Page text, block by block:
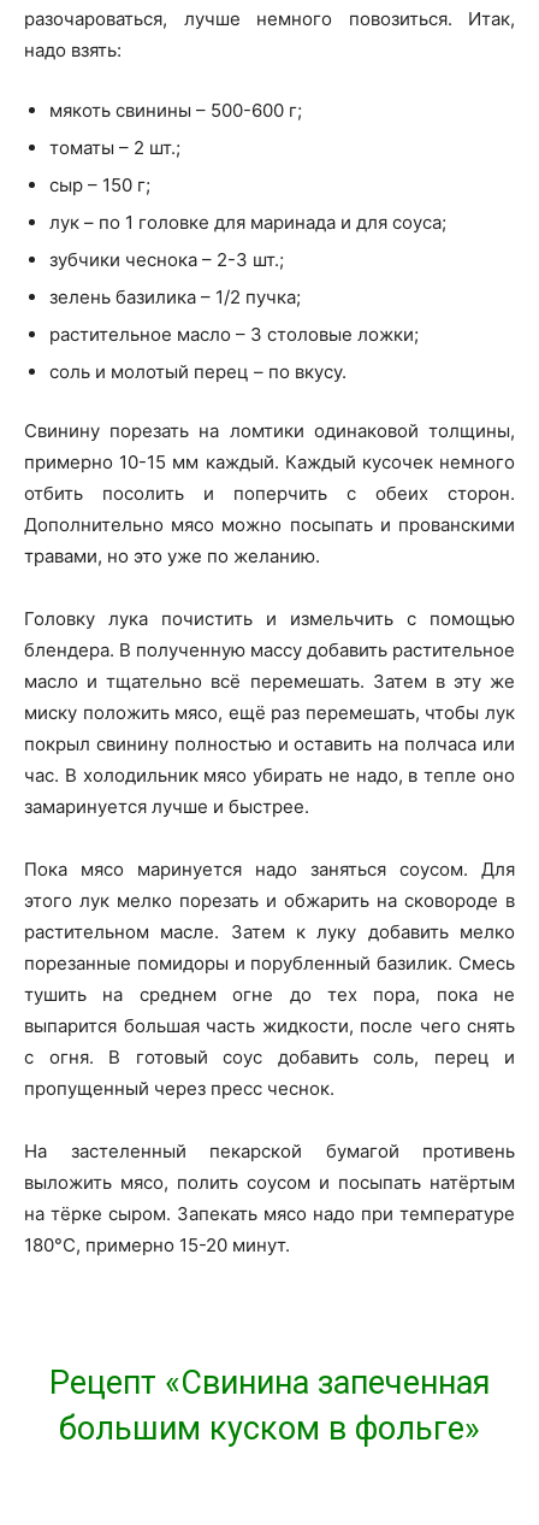
разочароваться, лучше немного повозиться. Итак,
надо взять:
мякоть свинины – 500-600 г;
томаты – 2 шт.;
сыр – 150 г;
лук – по 1 головке для маринада и для соуса;
зубчики чеснока – 2-3 шт.;
зелень базилика – 1/2 пучка;
растительное масло – 3 столовые ложки;
соль и молотый перец – по вкусу.
Свинину порезать на ломтики одинаковой толщины,
примерно 10-15 мм каждый. Каждый кусочек немного
отбить посолить и поперчить с обеих сторон.
Дополнительно мясо можно посыпать и прованскими
травами, но это уже по желанию.
Головку лука почистить и измельчить с помощью
блендера. В полученную массу добавить растительное
масло и тщательно всё перемешать. Затем в эту же
миску положить мясо, ещё раз перемешать, чтобы лук
покрыл свинину полностью и оставить на полчаса или
час. В холодильник мясо убирать не надо, в тепле оно
замаринуется лучше и быстрее.
Пока мясо маринуется надо заняться соусом. Для
этого лук мелко порезать и обжарить на сковороде в
растительном масле. Затем к луку добавить мелко
порезанные помидоры и порубленный базилик. Смесь
тушить на среднем огне до тех пора, пока не
выпарится большая часть жидкости, после чего снять
с огня. В готовый соус добавить соль, перец и
пропущенный через пресс чеснок.
На застеленный пекарской бумагой противень
выложить мясо, полить соусом и посыпать натёртым
на тёрке сыром. Запекать мясо надо при температуре
180°C, примерно 15-20 минут.
Рецепт «Свинина запеченная
большим куском в фольге»